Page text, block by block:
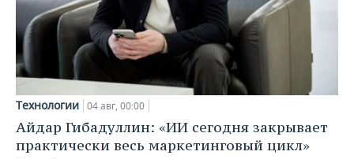
Технологии 04 авг, 00:00
Айдар Гибадуллин: «ИИ сегодня закрывает
практически весь маркетинговый цикл»